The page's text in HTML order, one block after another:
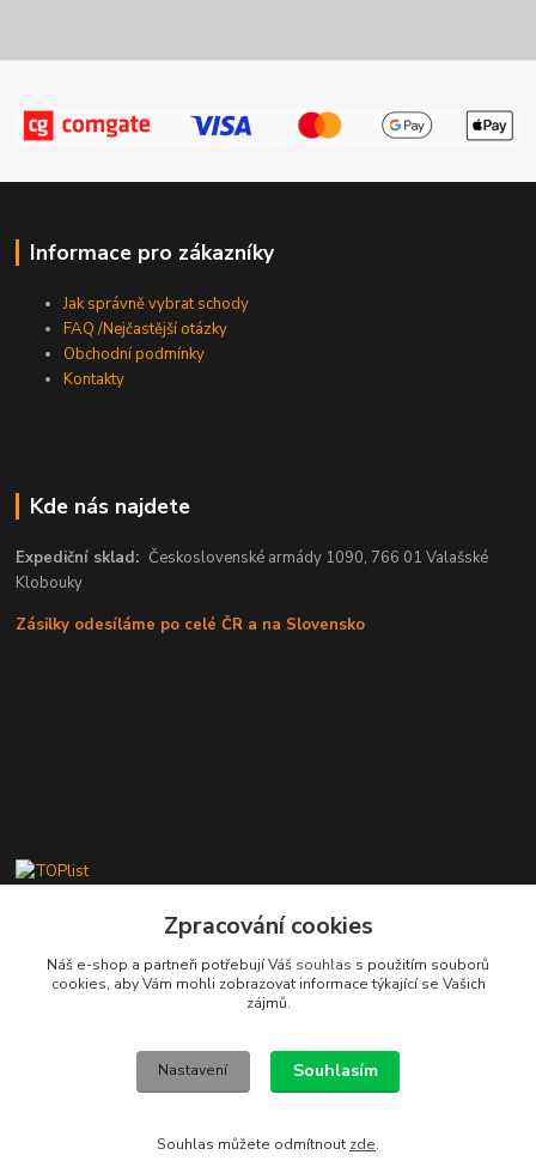
Informace pro zákazníky
Jak správně vybrat schody
FAQ /Nejčastější otázky
Obchodní podmínky
Kontakty
Kde nás najdete
Expediční sklad:Československé armády 1090, 766 01 Valašské
Klobouky
Zásilky odesíláme po celé ČR a na Slovensko
Kontakty
Stanislav Fuks
605 703 535
Po-Čt 7.00 - 16.00 hod. Pá 7.00 - 12.00 hod.
info@schodyplus.cz
Zpracování cookies
Náš e-shop a partneři potřebují Váš souhlas s použitím souborů
cookies, aby Vám mohli zobrazovat informace týkající se Vašich
zájmů.
Nastavení Souhlasím
Souhlas můžete odmítnout zde.